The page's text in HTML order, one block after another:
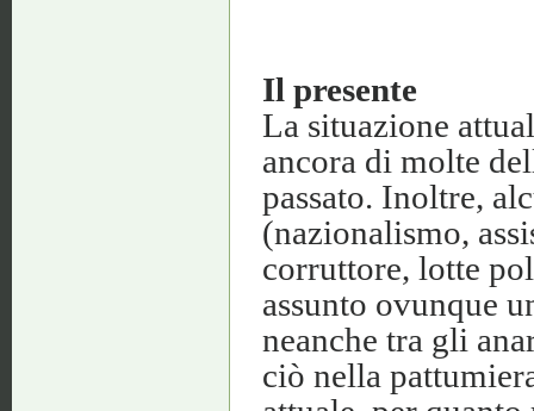
Il presente
La situazione
ancora di molte
passato. Inoltre,
(nazionalismo,
corruttore, lotte
assunto ovunque
neanche tra gli
ciò nella